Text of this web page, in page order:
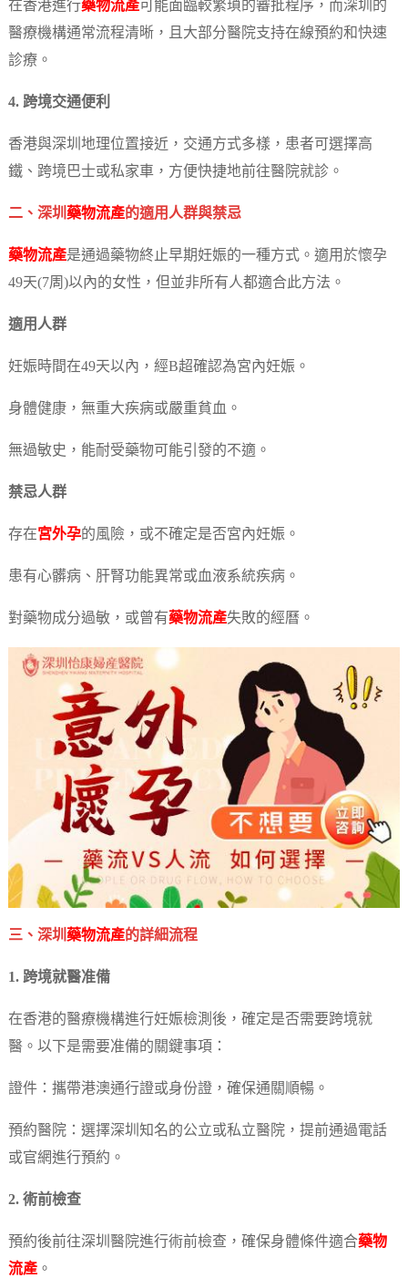
在香港進行藥物流產可能面臨較繁瑣的審批程序，而深圳的
醫療機構通常流程清晰，且大部分醫院支持在線預約和快速
診療。
4. 跨境交通便利
香港與深圳地理位置接近，交通方式多樣，患者可選擇高
鐵、跨境巴士或私家車，方便快捷地前往醫院就診。
二、深圳 藥物流產的適用人群與禁忌
藥物流產是通過藥物終止早期妊娠的一種方式。適用於懷孕
49天(7周)以內的女性，但並非所有人都適合此方法。
適用人群
妊娠時間在49天以內，經B超確認為宮內妊娠。
身體健康，無重大疾病或嚴重貧血。
無過敏史，能耐受藥物可能引發的不適。
禁忌人群
存在宮外孕的風險，或不確定是否宮內妊娠。
患有心髒病、肝腎功能異常或血液系統疾病。
對藥物成分過敏，或曾有藥物流產失敗的經曆。
三、深圳 藥物流產的詳細流程
1. 跨境就醫准備
在香港的醫療機構進行妊娠檢測後，確定是否需要跨境就
醫。以下是需要准備的關鍵事項：
證件：攜帶港澳通行證或身份證，確保通關順暢。
預約醫院：選擇深圳知名的公立或私立醫院，提前通過電話
或官網進行預約。
2. 術前檢查
預約後前往深圳醫院進行術前檢查，確保身體條件適合藥物
流產。